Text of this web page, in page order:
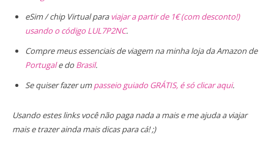
eSim / chip Virtual paraviajar a partir de 1€ (com desconto!)
usando o código LUL7P2NC.
Compre meus essenciais de viagem na minha loja da Amazon de
Portugale do Brasil.
Se quiser fazer umpasseio guiado GRÁTIS, é só clicar aqui.
Usando estes links você não paga nada a mais e me ajuda a viajar
mais e trazer ainda mais dicas para cá! ;)